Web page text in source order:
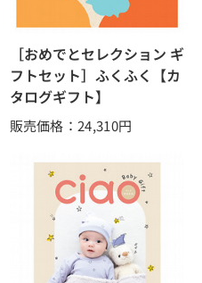
［おめでとセレクション ギ
フトセット］ふくふく【カ
タログギフト】
販売価格：24,310円